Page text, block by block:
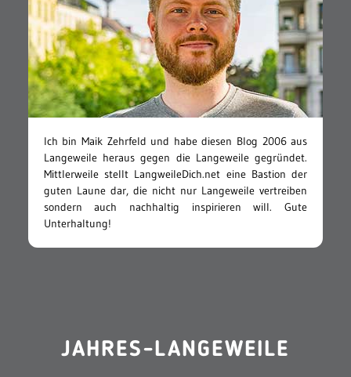
Ich bin Maik Zehrfeld und habe diesen Blog 2006 aus
Langeweile heraus gegen die Langeweile gegründet.
Mittlerweile stellt LangweileDich.net eine Bastion der
guten Laune dar, die nicht nur Langeweile vertreiben
sondern auch nachhaltig inspirieren will. Gute
Unterhaltung!
JAHRES-LANGEWEILE